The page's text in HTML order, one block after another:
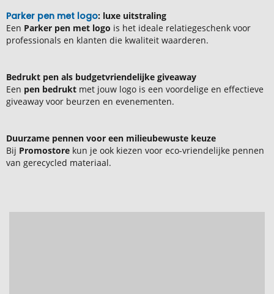
Parker pen met logo: luxe uitstraling
Een Parker pen met logo is het ideale relatiegeschenk voor
professionals en klanten die kwaliteit waarderen.
Bedrukt pen als budgetvriendelijke giveaway
Een pen bedrukt met jouw logo is een voordelige en effectieve
giveaway voor beurzen en evenementen.
Duurzame pennen voor een milieubewuste keuze
Bij Promostore kun je ook kiezen voor eco-vriendelijke pennen
van gerecycled materiaal.